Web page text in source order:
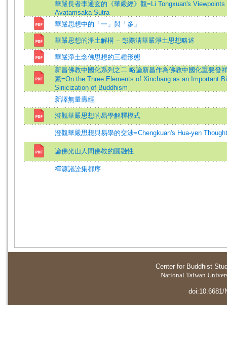
華嚴長者李通玄的《華嚴經》觀=Li Tongxuan's Viewpoints
Avatamsaka Sutra
華嚴思想中的「一」與「多」
華嚴思想的淨土解構 -- 彭際淸華嚴淨土思想略述
華嚴淨土念佛思想的三種形態
新昌佛教中國化系列之二 略論新昌作為佛教中國化重要發
素=On the Three Elements of Xinchang as an Important
Sinicization of Buddhism
新譯無量壽經
澄觀華嚴思想的易學解釋模式
澄觀華嚴思想與易學的交涉=Chengkuan's Hua-yen
論佛光山人間佛教的圓融性
禪源諸詮集都序
Center for Buddhist
National Taiwan
doi:10.6681/